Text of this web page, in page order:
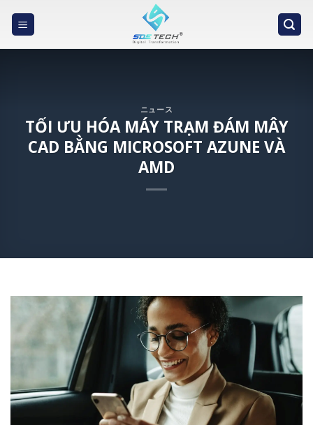
ニュース
TỐI ƯU HÓA MÁY TRẠM ĐÁM MÂY
CAD BẰNG MICROSOFT AZUNE VÀ
AMD